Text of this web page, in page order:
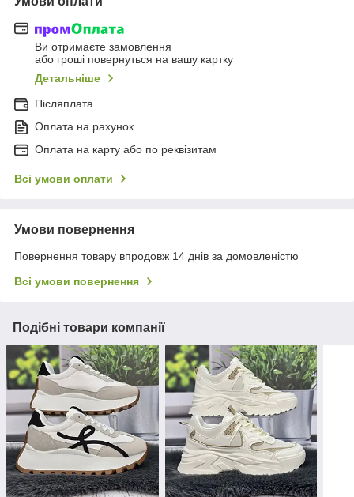
Ви отримаєте замовлення
або гроші повернуться на вашу картку
Детальніше
Післяплата
Оплата на рахунок
Оплата на карту або по реквізитам
Всі умови оплати
Умови повернення
Повернення товару впродовж 14 днів за домовленістю
Всі умови повернення
Подібні товари компанії